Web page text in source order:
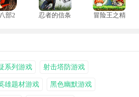
部2
忍者的信条
冒险王之精
系列游戏 射击塔防游戏
雄题材游戏 黑色幽默游戏